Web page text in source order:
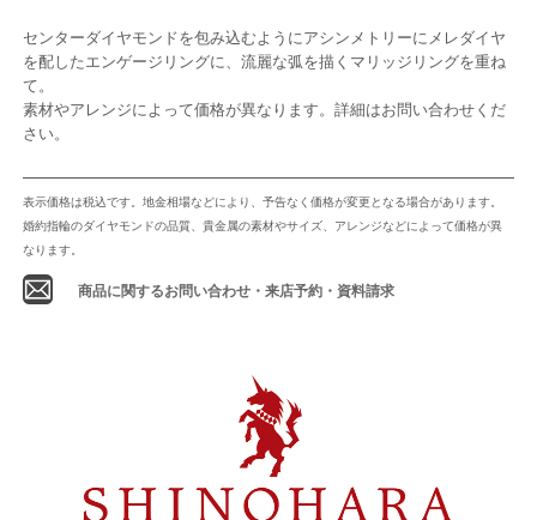
センターダイヤモンドを包み込むようにアシンメトリーにメレダイヤ
を配したエンゲージリングに、流麗な弧を描くマリッジリングを重ね
て。
素材やアレンジによって価格が異なります。詳細はお問い合わせくだ
さい。
表示価格は税込です。地金相場などにより、予告なく価格が変更となる場合があります。
婚約指輪のダイヤモンドの品質、貴金属の素材やサイズ、アレンジなどによって価格が異
なります。
商品に関するお問い合わせ・来店予約・資料請求